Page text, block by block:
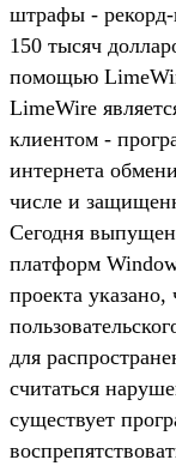
штрафы - рекорд-
150 тысяч
помощью
LimeWire
клиентом -
интернета
числе и
Сегодня
платформ
проекта
для
считаться
существует